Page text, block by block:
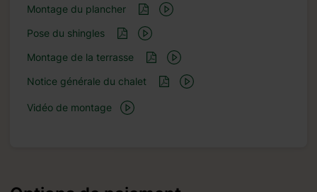
Montage du plancher
Pose du shingles
Montage de la terrasse
Notice générale du chalet
Vidéo de montage